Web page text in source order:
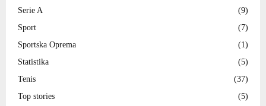
Serie A
(9)
Sport
(7)
Sportska Oprema
(1)
Statistika
(5)
Tenis
(37)
Top stories
(5)